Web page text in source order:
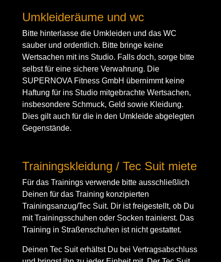
Umkleideräume und wc
Bitte hinterlasse die Umkleiden und das WC
sauber und ordentlich. Bitte bringe keine
Wertsachen mit ins Studio. Falls doch, sorge bitte
selbst für eine sichere Verwahrung. Die
SUPERNOVA Fitness GmbH übernimmt keine
Haftung für ins Studio mitgebrachte Wertsachen,
insbesondere Schmuck, Geld sowie Kleidung.
Dies gilt auch für die in den Umkleide abgelegten
Gegenstände.
Trainingskleidung / Tec Suit miete
Für das Trainings verwende bitte ausschließlich
Deinen für das Training konzipierten
Trainingsanzug/Tec Suit. Dir ist freigestellt, ob Du
mit Trainingsschuhen oder Socken trainierst. Das
Training in Straßenschuhen ist nicht gestattet.
Deinen Tec Suit erhältst Du bei Vertragsabschluss